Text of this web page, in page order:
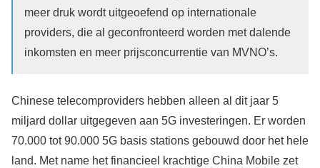
meer druk wordt uitgeoefend op internationale
providers, die al geconfronteerd worden met dalende
inkomsten en meer prijsconcurrentie van MVNO’s.
Chinese telecomproviders hebben alleen al dit jaar 5
miljard dollar uitgegeven aan 5G investeringen. Er worden
70.000 tot 90.000 5G basis stations gebouwd door het hele
land. Met name het financieel krachtige China Mobile zet